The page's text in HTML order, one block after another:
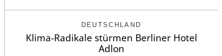
DEUTSCHLAND
Klima-Radikale stürmen Berliner Hotel
Adlon